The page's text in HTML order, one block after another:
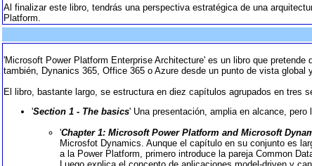
Al finalizar este libro, tendrás una perspectiva estratégica de una
Platform.
'Microsoft Power Platform Enterprise Architecture' es un libro que
también, Dynanics 365, Office 365 o Azure desde un punto de vista
El libro, bastante largo, se estructura en diez capítulos agrupados en tres
'Section 1 - The basics' Una presentación, amplia en alcance,
'Chapter 1: Microsoft Power Platform and Microsoft
Microsfot Dynamics. Aunque el capítulo en su conjunto es
a la Power Platform, primero introduce la pareja Common